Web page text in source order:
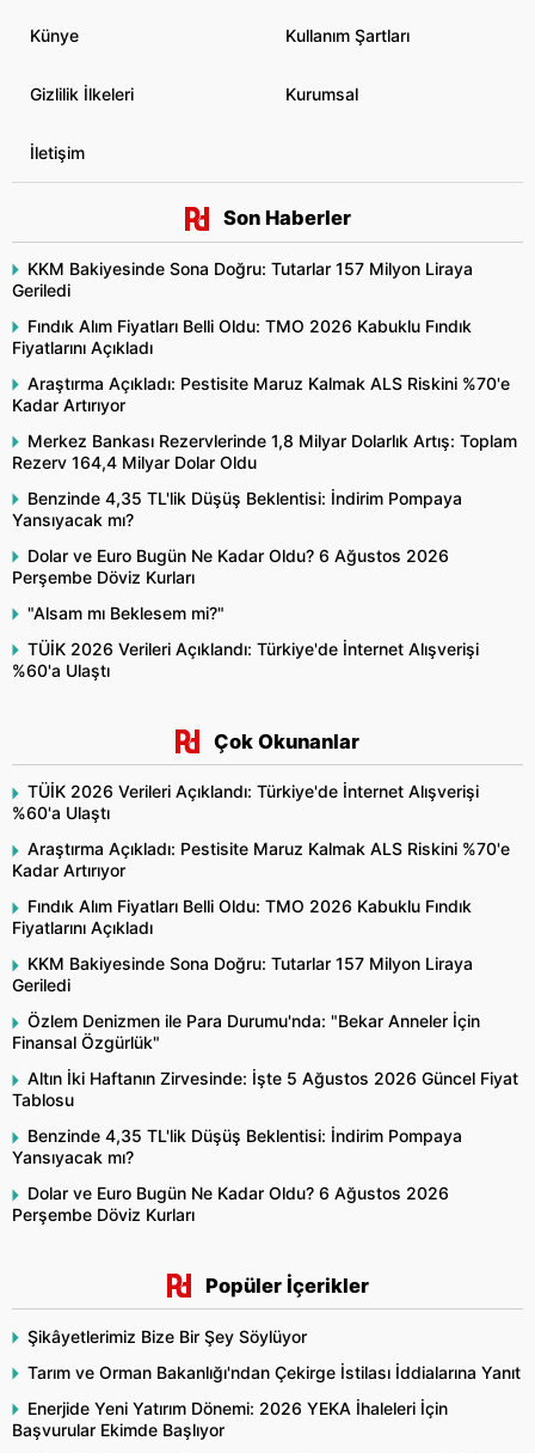
Künye Kullanım Şartları
Gizlilik İlkeleri Kurumsal
İletişim
Son Haberler
KKM Bakiyesinde Sona Doğru: Tutarlar 157 Milyon Liraya
Geriledi
Fındık Alım Fiyatları Belli Oldu: TMO 2026 Kabuklu Fındık
Fiyatlarını Açıkladı
Araştırma Açıkladı: Pestisite Maruz Kalmak ALS Riskini %70'e
Kadar Artırıyor
Merkez Bankası Rezervlerinde 1,8 Milyar Dolarlık Artış: Toplam
Rezerv 164,4 Milyar Dolar Oldu
Benzinde 4,35 TL'lik Düşüş Beklentisi: İndirim Pompaya
Yansıyacak mı?
Dolar ve Euro Bugün Ne Kadar Oldu? 6 Ağustos 2026
Perşembe Döviz Kurları
"Alsam mı Beklesem mi?"
TÜİK 2026 Verileri Açıklandı: Türkiye'de İnternet Alışverişi
%60'a Ulaştı
Çok Okunanlar
TÜİK 2026 Verileri Açıklandı: Türkiye'de İnternet Alışverişi
%60'a Ulaştı
Araştırma Açıkladı: Pestisite Maruz Kalmak ALS Riskini %70'e
Kadar Artırıyor
Fındık Alım Fiyatları Belli Oldu: TMO 2026 Kabuklu Fındık
Fiyatlarını Açıkladı
KKM Bakiyesinde Sona Doğru: Tutarlar 157 Milyon Liraya
Geriledi
Özlem Denizmen ile Para Durumu'nda: "Bekar Anneler İçin
Finansal Özgürlük"
Altın İki Haftanın Zirvesinde: İşte 5 Ağustos 2026 Güncel Fiyat
Tablosu
Benzinde 4,35 TL'lik Düşüş Beklentisi: İndirim Pompaya
Yansıyacak mı?
Dolar ve Euro Bugün Ne Kadar Oldu? 6 Ağustos 2026
Perşembe Döviz Kurları
Popüler İçerikler
Şikâyetlerimiz Bize Bir Şey Söylüyor
Tarım ve Orman Bakanlığı'ndan Çekirge İstilası İddialarına Yanıt
Enerjide Yeni Yatırım Dönemi: 2026 YEKA İhaleleri İçin
Başvurular Ekimde Başlıyor